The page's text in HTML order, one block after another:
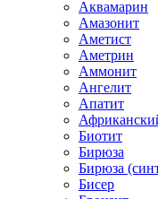
Аквамарин
Амазонит
Аметист
Аметрин
Аммонит
Ангелит
Апатит
Биотит
Бирюза
Бирюза
Бисер